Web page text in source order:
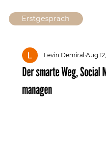
Erstgespräch
Der smarte Weg, Social
managen
Levin Demiral Aug